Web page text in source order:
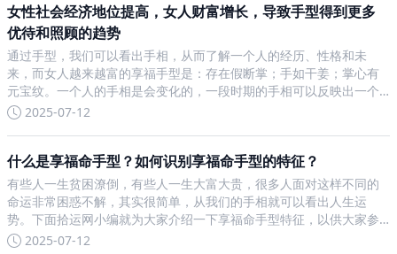
女性社会经济地位提高，女人财富增长，导致手型得到更多
优待和照顾的趋势
通过手型，我们可以看出手相，从而了解一个人的经历、性格和未
来，而女人越来越富的享福手型是：存在假断掌；手如干姜；掌心有
元宝纹。一个人的手相是会变化的，一段时期的手相可以反映出一个
人的经历和一段时期的未来，所以我们要想了解一个女人，可以从她
2025-07-12
什么是享福命手型？如何识别享福命手型的特征？
有些人一生贫困潦倒，有些人一生大富大贵，很多人面对这样不同的
命运非常困惑不解，其实很简单，从我们的手相就可以看出人生运
势。下面拾运网小编就为大家介绍一下享福命手型特征，以供大家参
考。在民间，常有许多老一辈的人或者算命先生通过看手相来了解到
2025-07-12